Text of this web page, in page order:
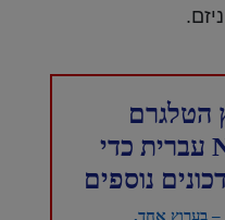
הטלגרם
נוספים
בערוץ אחד.